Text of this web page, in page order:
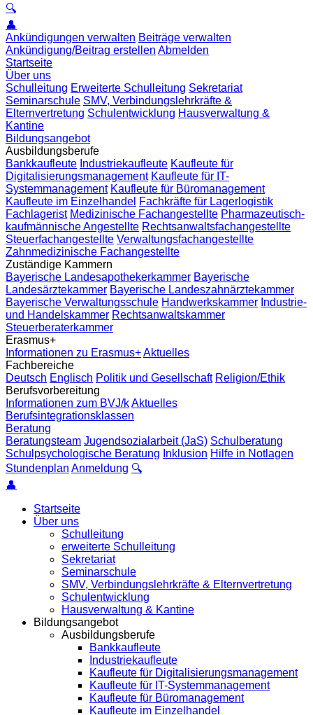
🔍
👤
Ankündigungen verwalten Beiträge verwalten
Ankündigung/Beitrag erstellen Abmelden
Startseite
Über uns
Schulleitung Erweiterte Schulleitung Sekretariat
Seminarschule SMV, Verbindungslehrkräfte &
Elternvertretung Schulentwicklung Hausverwaltung &
Kantine
Bildungsangebot
Ausbildungsberufe
Bankkaufleute Industriekaufleute Kaufleute für
Digitalisierungsmanagement Kaufleute für IT-
Systemmanagement Kaufleute für Büromanagement
Kaufleute im Einzelhandel Fachkräfte für Lagerlogistik
Fachlagerist Medizinische Fachangestellte Pharmazeutisch-
kaufmännische Angestellte Rechtsanwaltsfachangestellte
Steuerfachangestellte Verwaltungsfachangestellte
Zahnmedizinische Fachangestellte
Zuständige Kammern
Bayerische Landesapothekerkammer Bayerische
Landesärztekammer Bayerische Landeszahnärztekammer
Bayerische Verwaltungsschule Handwerkskammer Industrie-
und Handelskammer Rechtsanwaltskammer
Steuerberaterkammer
Erasmus+
Informationen zu Erasmus+Aktuelles
Fachbereiche
Deutsch Englisch Politik und Gesellschaft Religion/Ethik
Berufsvorbereitung
Informationen zum BVJ/kAktuelles
Berufsintegrationsklassen
Beratung
Beratungsteam Jugendsozialarbeit (JaS) Schulberatung
Schulpsychologische Beratung Inklusion Hilfe in Notlagen
Stundenplan Anmeldung 🔍
👤
Startseite
Über uns
Schulleitung
erweiterte Schulleitung
Sekretariat
Seminarschule
SMV, Verbindungslehrkräfte & Elternvertretung
Schulentwicklung
Hausverwaltung & Kantine
Bildungsangebot
Ausbildungsberufe
Bankkaufleute
Industriekaufleute
Kaufleute für Digitalisierungsmanagement
Kaufleute für IT-Systemmanagement
Kaufleute für Büromanagement
Kaufleute im Einzelhandel